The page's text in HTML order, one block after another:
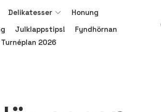
Delikatesser
Honung
Julklappstips!
Fyndhörnan
Turnéplan 2026